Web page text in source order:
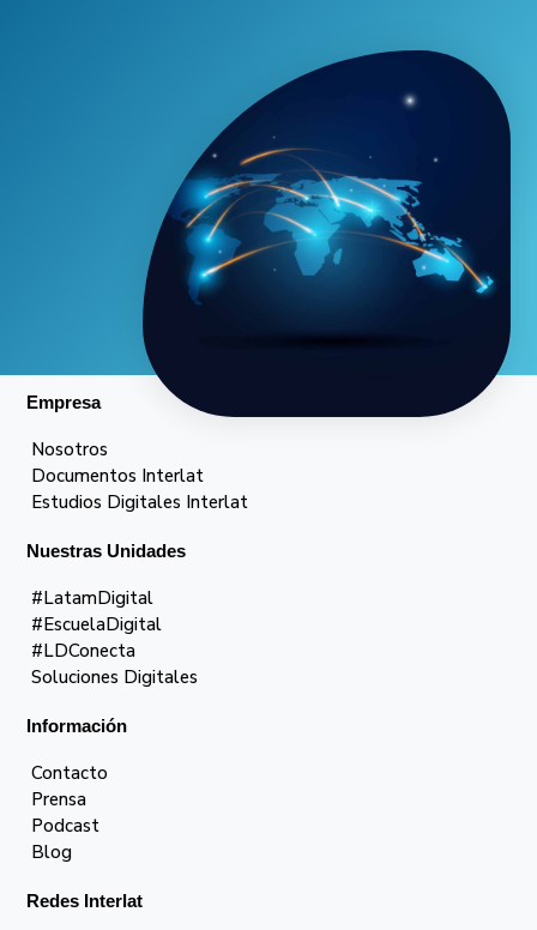
Empresa
Nosotros
Documentos Interlat
Estudios Digitales Interlat
Nuestras Unidades
#LatamDigital
#EscuelaDigital
#LDConecta
Soluciones Digitales
Información
Contacto
Prensa
Podcast
Blog
Redes Interlat